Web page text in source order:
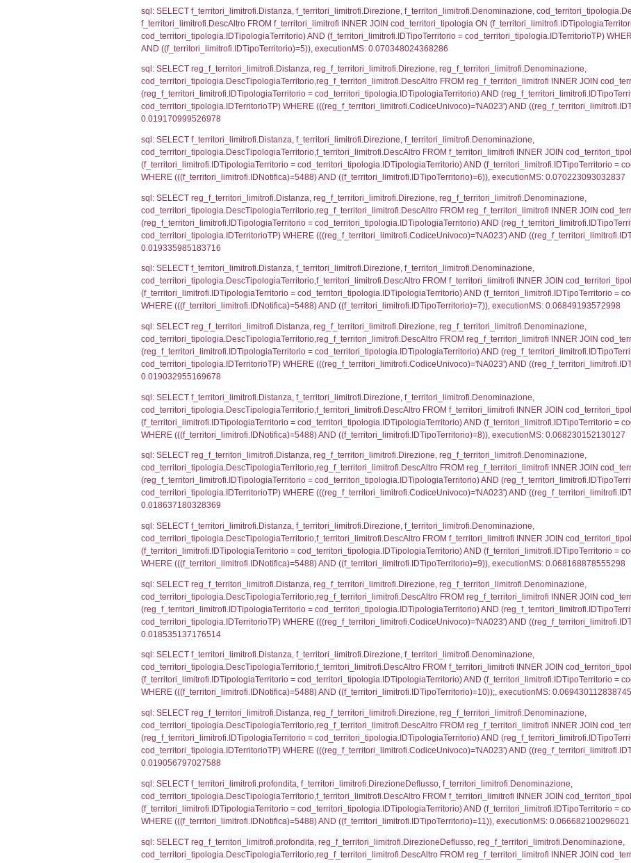
sql: SELECT el_regioni.Regione, el_province.citta,
el_comuni.IstProvincia = el_province.IstProvincia) INNER JOIN
el_comuni.IstComune WHERE (((f_confini.IDNotifica)=5488));,
sql: SELECT el_regioni.Regione, el_province.citta,
el_province ON el_comuni.IstProvincia = el_province.IstProvincia)
= el_comuni.IstComune WHERE
sql: SELECT group_concat(f_territori_limitrofi.DescAltro
cod_territori_tipologia ON (f_territori_limitrofi.IDTipologiaTerritorio =
cod_territori_tipologia.IDTerritorioTP ) WHERE (
cod_territori_tipologia.DescTipologiaTerritorio, executionMS:
sql: SELECT group_concat(reg_f_territori_limitrofi.DescAltro
INNER JOIN cod_territori_tipologia ON
= cod_territori_tipologia.IDTerritorioTP) WHERE (
cod_territori_tipologia.DescTipologiaTerritorio , executionMS:
sql: SELECT f_territori_limitrofi.Distanza,
cod_territori_tipologia.DescTipologiaTerritorio FROM
cod_territori_tipologia.IDTipologiaTerritorio) AND
AND ((f_territori_limitrofi.IDTipoTerritorio)=2)), executionMS:
sql: SELECT reg_f_territori_limitrofi.Distanza,
cod_territori_tipologia.IDTipologiaTerritorio) AND
(((reg_f_territori_limitrofi.CodiceUnivoco)='NA023') AND
f_territori_limitrofi.DescAltro FROM f_territori_limitrofi INNER JOIN
cod_territori_tipologia.IDTipologiaTerritorio) AND
AND ((f_territori_limitrofi.IDTipoTerritorio)=3)), executionMS:
sql: SELECT reg_f_territori_limitrofi.Distanza,
reg_f_territori_limitrofi.DescAltro FROM reg_f_territori_limitrofi
(((reg_f_territori_limitrofi.CodiceUnivoco)='NA023') AND
sql: SELECT f_territori_limitrofi.Distanza, f_territori_limitrofi.Direzione,
(f_territori_limitrofi.IDTipologiaTerritorio =
WHERE (((f_territori_limitrofi.IDNotifica)=5488) AND
sql: SELECT reg_f_territori_limitrofi.Distanza,
(reg_f_territori_limitrofi.IDTipologiaTerritorio =
cod_territori_tipologia.IDTerritorioTP) WHERE